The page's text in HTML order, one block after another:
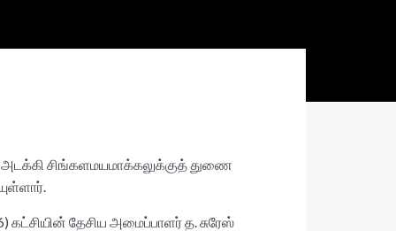
அடக்கி சிங்களமயமாக்கலுக்குத் துணை
தேசிய அமைப்பாளர் த. சுரேஸ்